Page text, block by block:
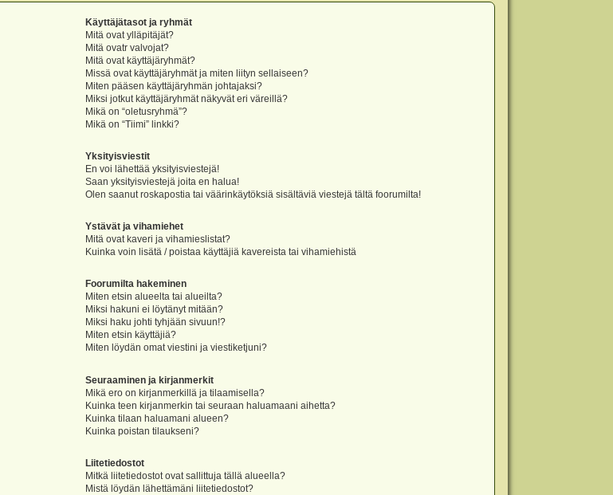
Käyttäjätasot ja ryhmät
Mitä ovat ylläpitäjät?
Mitä ovatr valvojat?
Mitä ovat käyttäjäryhmät?
Missä ovat käyttäjäryhmät ja miten liityn sellaiseen?
Miten pääsen käyttäjäryhmän johtajaksi?
Miksi jotkut käyttäjäryhmät näkyvät eri väreillä?
Mikä on “oletusryhmä”?
Mikä on “Tiimi” linkki?
Yksityisviestit
En voi lähettää yksityisviestejä!
Saan yksityisviestejä joita en halua!
Olen saanut roskapostia tai väärinkäytöksiä sisältäviä viestejä tältä foorumilta!
Ystävät ja vihamiehet
Mitä ovat kaveri ja vihamieslistat?
Kuinka voin lisätä / poistaa käyttäjiä kavereista tai vihamiehistä
Foorumilta hakeminen
Miten etsin alueelta tai alueilta?
Miksi hakuni ei löytänyt mitään?
Miksi haku johti tyhjään sivuun!?
Miten etsin käyttäjiä?
Miten löydän omat viestini ja viestiketjuni?
Seuraaminen ja kirjanmerkit
Mikä ero on kirjanmerkillä ja tilaamisella?
Kuinka teen kirjanmerkin tai seuraan haluamaani aihetta?
Kuinka tilaan haluamani alueen?
Kuinka poistan tilaukseni?
Liitetiedostot
Mitkä liitetiedostot ovat sallittuja tällä alueella?
Mistä löydän lähettämäni liitetiedostot?